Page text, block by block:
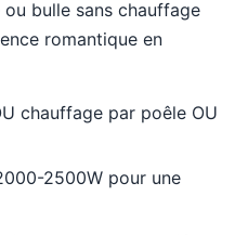
bulle sans chauffage
romantique en
chauffage par poêle OU
2500W pour une